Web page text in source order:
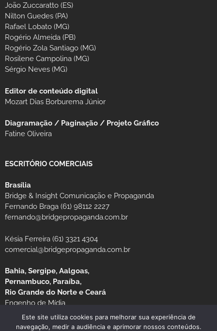
João Zuccaratto (ES)
Nilton Guedes (PA)
Rafael Lobato (MG)
Rogério Almeida (PB)
Rogério Zola Santiago (MG)
Rosilene Campolina (MG)
Sérgio Neves (MG)
Editor de conteúdo digital
Mozart Dias Borburema Júnior
Diagramação / Paginação / Projeto Gráfico
Fatine Oliveira
ESCRITÓRIO COMERCIAIS
Brasília
Bridge & Insight Comunicação e Propaganda
Fernando Braga (61) 98112 2227
fernando@bridgepropaganda.com.br
Késia Ferreira (61) 3321 4304
comercial@bridgepropaganda.com.br
Bahia, Sergipe, Aalgoas,
Pernambuco, Paraíba,
Rio Grande do Norte e Ceará
Engenho de Mídia
Luciano Moura (81) 99939-0235 / (81) 3126-8181
Este site utiliza cookies para melhorar sua experiência de
navegação, medir a audiência e aprimorar nossos conteúdos.